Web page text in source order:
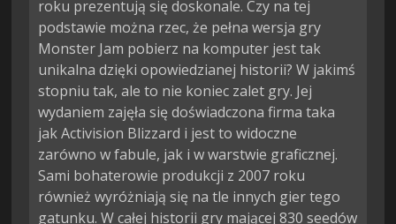
roku prezentują się doskonale. Czy na tej
podstawie można rzec, że pełna wersja gry
Monster Jam pobierz na komputer jest tak
unikalna dzięki opowiedzianej historii? W jakimś
stopniu tak, ale to nie koniec zalet gry. Jej
wydaniem zajęła się doświadczona firma taka
jak Activision Blizzard i jest to widoczne
zarówno w fabule, jak i w warstwie graficznej.
Sami bohaterowie produkcji z 2007 roku
również wyróżniają się na tle innych gier tego
gatunku. W całej historii gry mającej 830 seedów